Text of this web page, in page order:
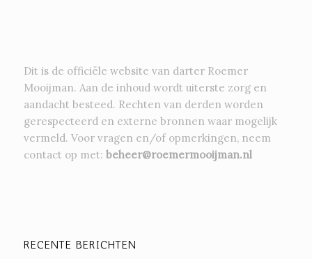
Dit is de officiële website van darter Roemer
Mooijman. Aan de inhoud wordt uiterste zorg en
aandacht besteed. Rechten van derden worden
gerespecteerd en externe bronnen waar mogelijk
vermeld. Voor vragen en/of opmerkingen, neem
contact op met: beheer@roemermooijman.nl
RECENTE BERICHTEN